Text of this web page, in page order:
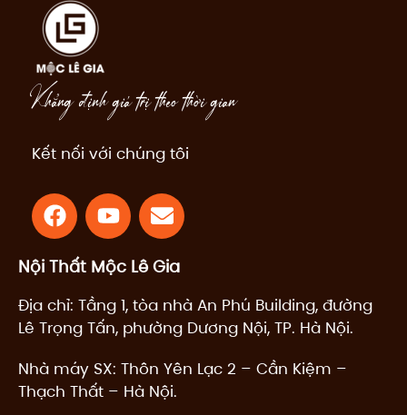
Khẳng định giá trị theo thời gian
Kết nối với chúng tôi
F
a
e
b
o
o
k
Y
o
t
b
e
E
n
e
o
p
e
Nội Thất Mộc Lê Gia
Địa chỉ: Tầng 1, tòa nhà An Phú Building, đường
Lê Trọng Tấn, phường Dương Nội, TP. Hà Nội.
Nhà máy SX: Thôn Yên Lạc 2 – Cần Kiệm –
Thạch Thất – Hà Nội.